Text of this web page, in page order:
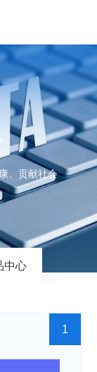
、贡献社会
中心
1